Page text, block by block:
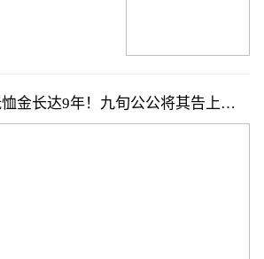
金长达9年！九旬公公将其告上法